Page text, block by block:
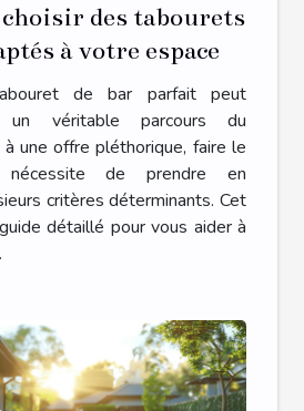
des tabourets
à votre espace
de bar parfait peut
un véritable parcours du
une offre pléthorique, faire le
nécessite de prendre en
critères déterminants. Cet
détaillé pour vous aider à